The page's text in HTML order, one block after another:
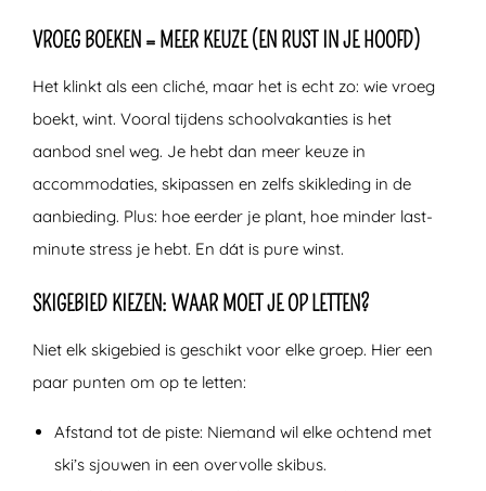
VROEG BOEKEN = MEER KEUZE (EN RUST IN JE HOOFD)
Het klinkt als een cliché, maar het is echt zo: wie vroeg
boekt, wint. Vooral tijdens schoolvakanties is het
aanbod snel weg. Je hebt dan meer keuze in
accommodaties, skipassen en zelfs skikleding in de
aanbieding. Plus: hoe eerder je plant, hoe minder last-
minute stress je hebt. En dát is pure winst.
SKIGEBIED KIEZEN: WAAR MOET JE OP LETTEN?
Niet elk skigebied is geschikt voor elke groep. Hier een
paar punten om op te letten:
Afstand tot de piste: Niemand wil elke ochtend met
ski’s sjouwen in een overvolle skibus.